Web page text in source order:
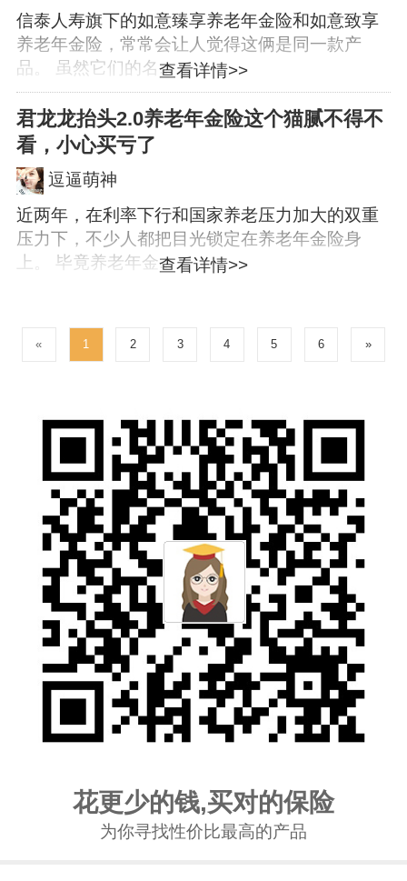
查看详情>>
信泰人寿旗下的如意臻享养老年金险和如意致享
养老年金险，常常会让人觉得这俩是同一款产
品。 虽然它们的名...
君龙龙抬头2.0养老年金险这个猫腻不得不
看，小心买亏了
逗逼萌神
查看详情>>
近两年，在利率下行和国家养老压力加大的双重
压力下，不少人都把目光锁定在养老年金险身
上。 毕竟养老年金...
« 1 2 3 4 5 6 »
花更少的钱,买对的保险
为你寻找性价比最高的产品